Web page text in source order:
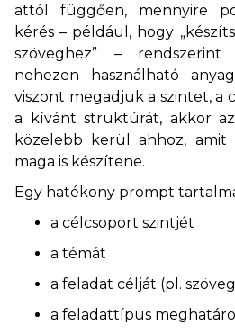
attól függően, mennyire
kérés – például, hogy
szöveghez” – rendszerint
nehezen használható
viszont megadjuk a szintet, a
a kívánt struktúrát, akkor
közelebb kerül ahhoz,
maga is készítene.
Egy hatékony prompt
a célcsoport szintjét
a témát
a feladat célját (pl.
a feladattípus